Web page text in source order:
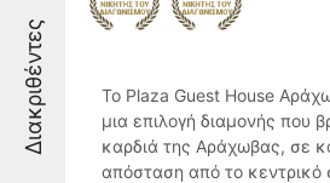
Διακριθέντες
Το Plaza Guest House
μια επιλογή διαμονής που
καρδιά της Αράχωβας, σε
απόσταση από το κεντρικό